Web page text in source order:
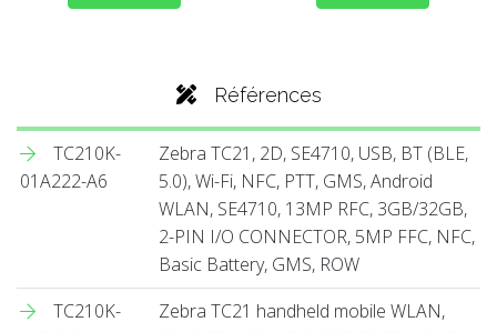
Références
TC210K-
01A222-A6
Zebra TC21, 2D, SE4710, USB, BT (BLE,
5.0), Wi-Fi, NFC, PTT, GMS, Android
WLAN, SE4710, 13MP RFC, 3GB/32GB,
2-PIN I/O CONNECTOR, 5MP FFC, NFC,
Basic Battery, GMS, ROW
TC210K-
Zebra TC21 handheld mobile WLAN,